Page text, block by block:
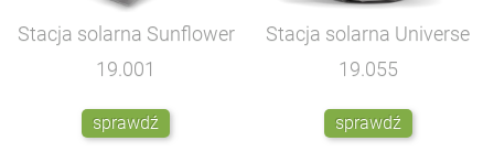
Stacja solarna Sunflower
19.001
sprawdź
Stacja solarna Universe
19.055
sprawdź